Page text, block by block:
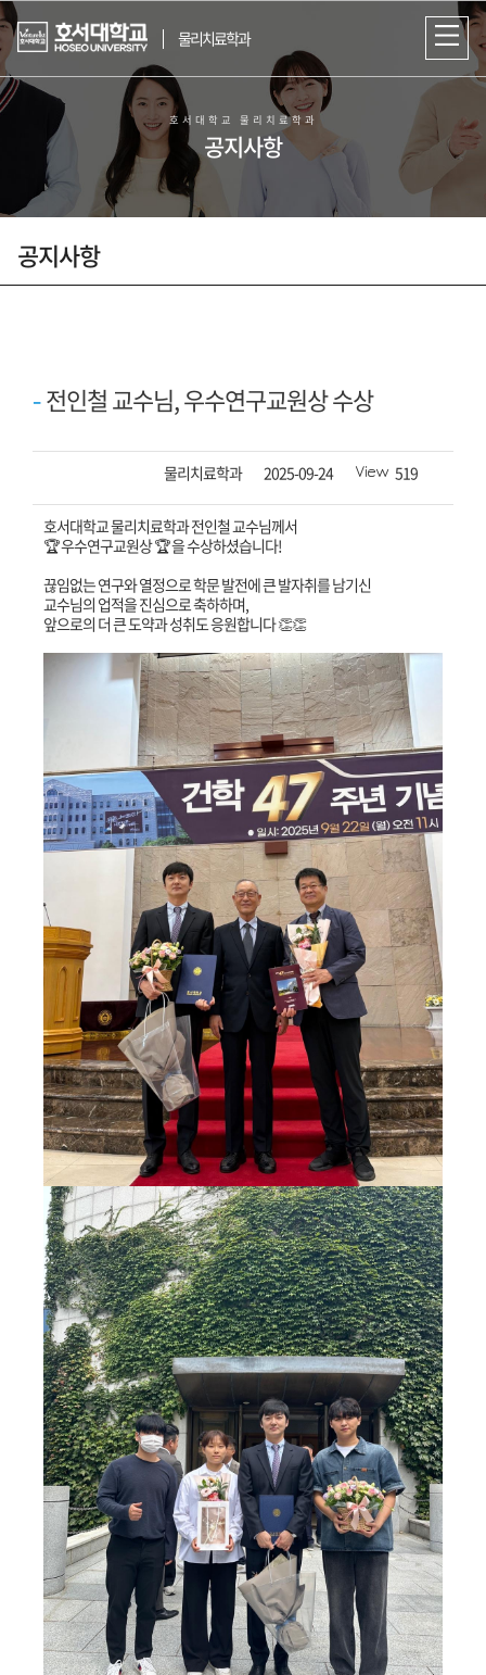
물리치료학과
참된 물리치료사 인재를 육성하는
호서대학교 물리치료학과
공지사항
공지사항
전인철 교수님, 우수연구교원상 수상
작성자
물리치료학과 등록일자
2025-09-24 조회수 519
호서대학교 물리치료학과 전인철 교수님께서
🏆 우수연구교원상 🏆 을 수상하셨습니다!
끊임없는 연구와 열정으로 학문 발전에 큰 발자취를 남기신
교수님의 업적을 진심으로 축하하며,
앞으로의 더 큰 도약과 성취도 응원합니다 👏👏